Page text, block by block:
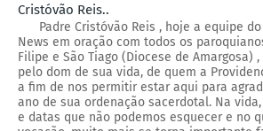
Cristóvão Reis..
Padre Cristóvão Reis , hoje a equipe do
News em oração com todos os
Filipe e São Tiago (Diocese de Amargosa)
pelo dom de sua vida, de quem a
a fim de nos permitir estar aqui para
ano de sua ordenação sacerdotal. Na
e datas que não podemos esquecer e no